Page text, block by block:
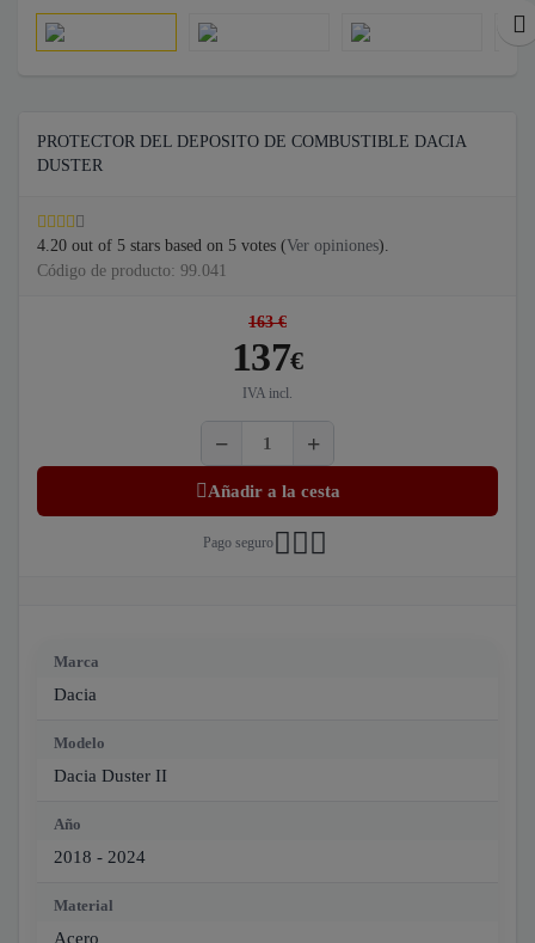
PROTECTOR DEL DEPOSITO DE COMBUSTIBLE DACIA
DUSTER
4.20 out of 5 stars based on 5 votes (Ver opiniones).
Código de producto: 99.041
163 €
137€
IVA incl.
Añadir a la cesta
Pago seguro
Marca
Dacia
Modelo
Dacia Duster II
Año
2018 - 2024
Material
Acero